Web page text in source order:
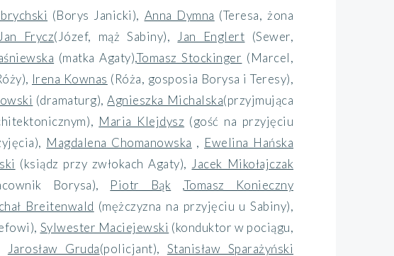
(Borys Janicki), Anna Dymna (Teresa, żona
Jan Frycz(Józef, mąż Sabiny), Jan Englert (Sewer,
(matka Agaty),Tomasz Stockinger (Marcel,
, Irena Kownas (Róża, gosposia Borysa i Teresy),
(dramaturg),Agnieszka Michalska(przyjmująca
, Maria Klejdysz (gość na przyjęciu
, Magdalena Chomanowska , Ewelina Hańska
(ksiądz przy zwłokach Agaty), Jacek Mikołajczak
Borysa), Piotr Bąk ,Tomasz Konieczny
Breitenwald (mężczyzna na przyjęciu u Sabiny),
, Sylwester Maciejewski (konduktor w pociągu,
Jarosław Gruda(policjant), Stanisław Sparażyński